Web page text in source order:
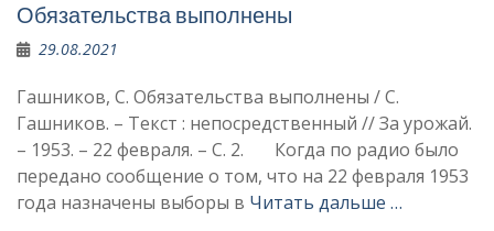
Обязательства выполнены
29.08.2021
Гашников, С. Обязательства выполнены / С.
Гашников. – Текст : непосредственный // За урожай.
– 1953. – 22 февраля. – С. 2. Когда по радио было
пере­дано сообщение о том, что на 22 февраля 1953
года назна­чены выборы в Читать дальше …